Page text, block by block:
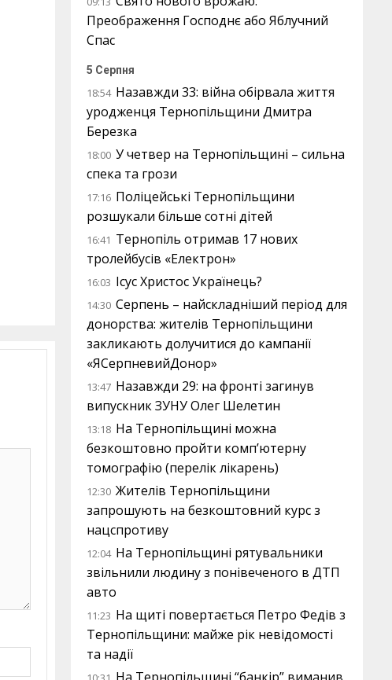
Преображення Господнє або Яблучний
Спас
5 Серпня
18:54 Назавжди 33: війна обірвала життя
уродженця Тернопільщини Дмитра
Березка
18:00 У четвер на Тернопільщині – сильна
спека та грози
17:16 Поліцейські Тернопільщини
розшукали більше сотні дітей
16:41 Тернопіль отримав 17 нових
тролейбусів «Електрон»
16:03 Ісус Христос Українець?
14:30 Серпень – найскладніший період для
донорства: жителів Тернопільщини
закликають долучитися до кампанії
«ЯСерпневийДонор»
13:47 Назавжди 29: на фронті загинув
випускник ЗУНУ Олег Шелетин
13:18 На Тернопільщині можна
безкоштовно пройти комп’ютерну
томографію (перелік лікарень)
12:30 Жителів Тернопільщини
запрошують на безкоштовний курс з
нацспротиву
12:04 На Тернопільщині рятувальники
звільнили людину з понівеченого в ДТП
авто
11:23 На щиті повертається Петро Федів з
Тернопільщини: майже рік невідомості
та надії